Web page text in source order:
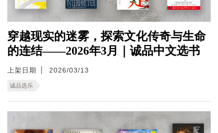
穿越现实的迷雾，探索文化传奇与生命
的连结——2026年3月｜诚品中文选书
上架日期 2026/03/13
诚品选乐